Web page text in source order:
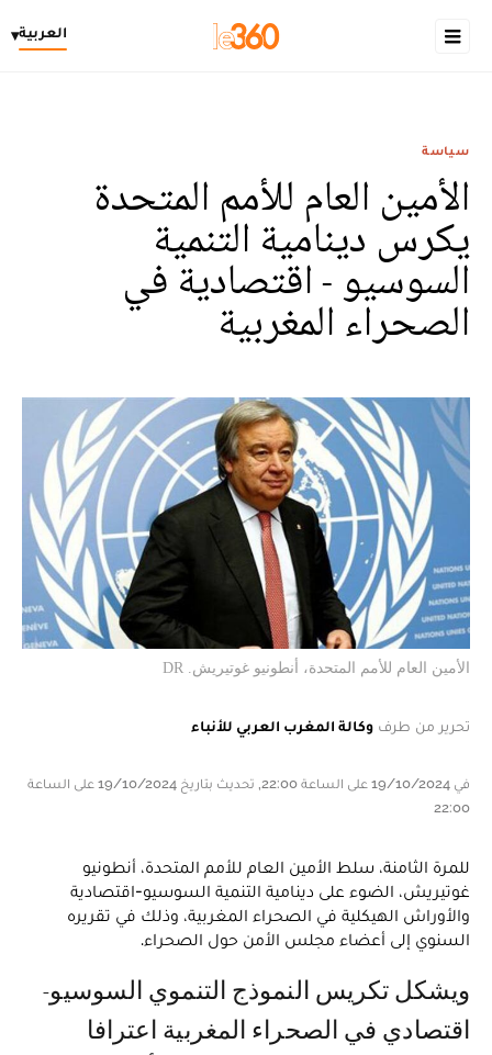
العربية▾
سياسة
الأمين العام للأمم المتحدة
يكرس دينامية التنمية
السوسيو - اقتصادية في
الصحراء المغربية
الأمين العام للأمم المتحدة، أنطونيو غوتيريش. DR
تحرير من طرف وكالة المغرب العربي للأنباء
في 19/10/2024 على الساعة 22:00, تحديث بتاريخ 19/10/2024 على الساعة
22:00
للمرة الثامنة، سلط الأمين العام للأمم المتحدة، أنطونيو
غوتيريش، الضوء على دينامية التنمية السوسيو-اقتصادية
والأوراش الهيكلية في الصحراء المغربية، وذلك في تقريره
السنوي إلى أعضاء مجلس الأمن حول الصحراء.
ويشكل تكريس النموذج التنموي السوسيو-
اقتصادي في الصحراء المغربية اعترافا